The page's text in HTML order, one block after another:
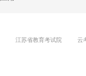
江苏省教育考试院 云